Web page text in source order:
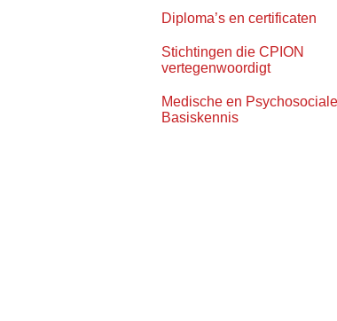
Diploma’s en certificaten
Stichtingen die CPION
vertegenwoordigt
Medische en Psychosociale
Basiskennis